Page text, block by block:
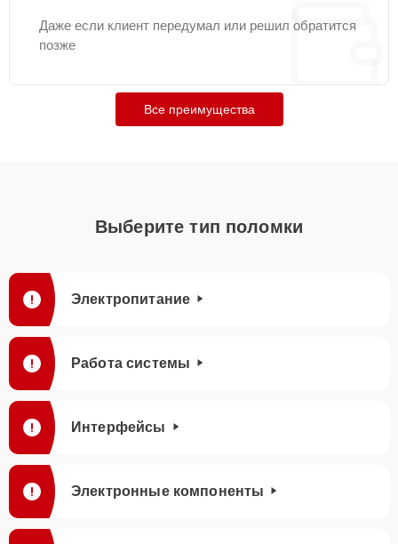
Даже если клиент передумал или решил обратится
позже
Все преимущества
Выберите тип поломки
Электропитание
Работа системы
Интерфейсы
Электронные компоненты